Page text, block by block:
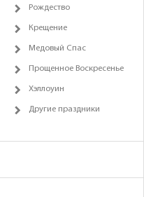
Рождество
Крещение
Медовый Спас
Прощенное Воскресенье
Хэллоуин
Другие праздники